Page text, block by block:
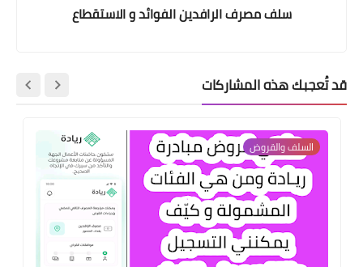
سلف مصرف الرافدين الفوائد و الاستقطاع
قد تُعجبك هذه المشاركات
السلف والقروض